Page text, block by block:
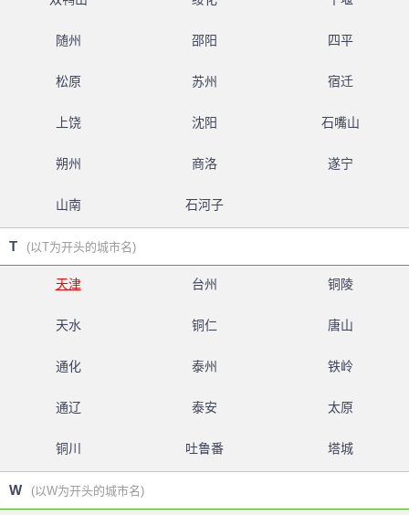
随州 邵阳 四平
松原 苏州 宿迁
上饶 沈阳 石嘴山
朔州 商洛 遂宁
山南 石河子
T (以T为开头的城市名)
天津 台州 铜陵
天水 铜仁 唐山
通化 泰州 铁岭
通辽 泰安 太原
铜川 吐鲁番 塔城
W (以W为开头的城市名)